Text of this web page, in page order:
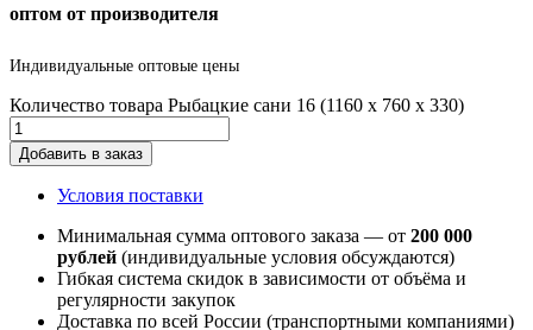
оптом от производителя
Индивидуальные оптовые цены
Количество товара Рыбацкие сани 16 (1160 х 760 х 330)
Добавить в заказ
Условия поставки
Минимальная сумма оптового заказа — от 200 000
рублей (индивидуальные условия обсуждаются)
Гибкая система скидок в зависимости от объёма и
регулярности закупок
Доставка по всей России (транспортными компаниями)